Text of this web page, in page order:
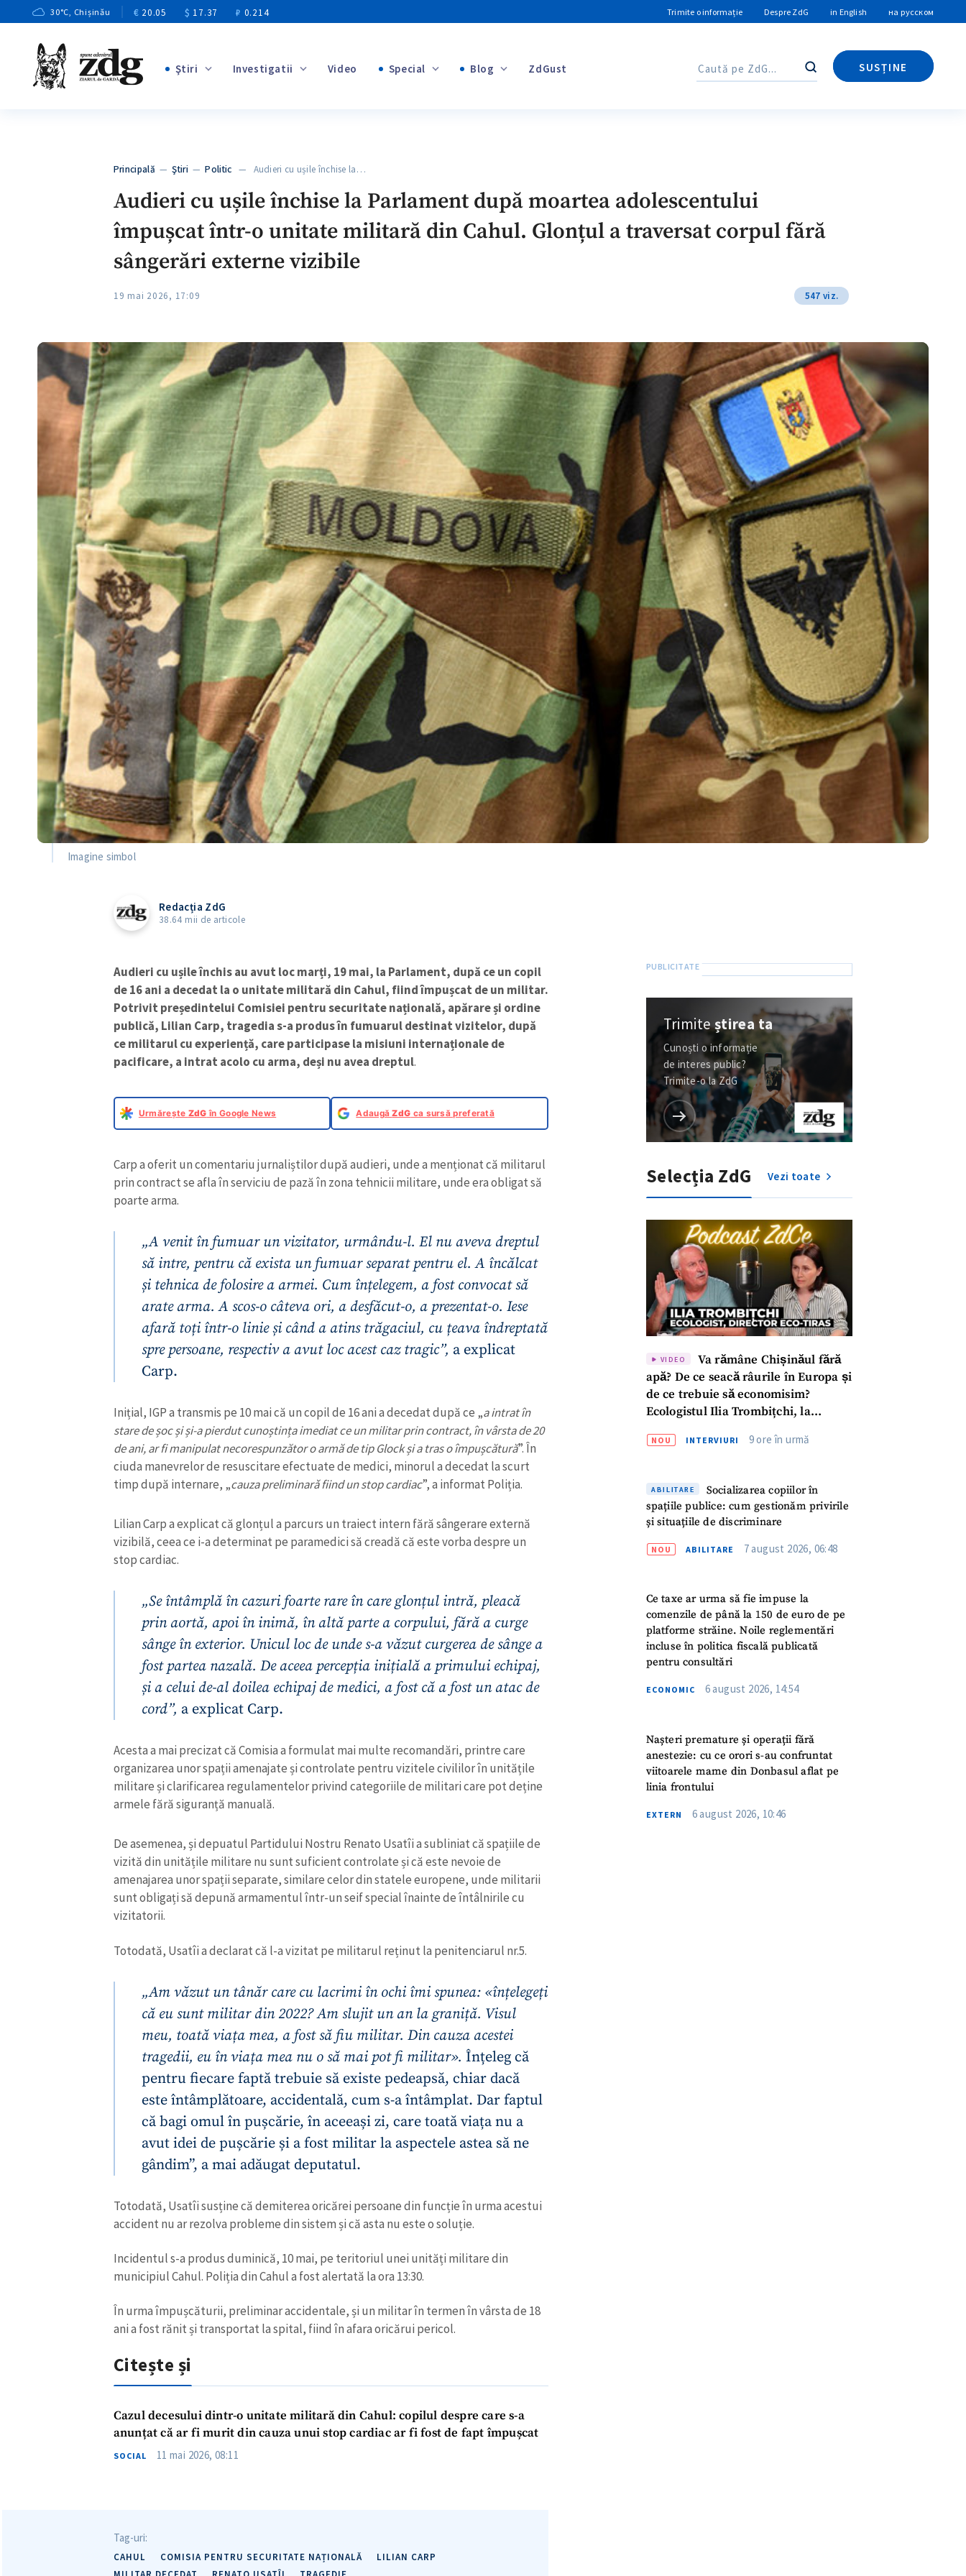
30°C, Chișinău € 20.05 $ 17.37 ₽ 0.214 Trimite o informație Despre ZdG in English на русском
Ştiri Investigatii Video Special Blog
+1
ZdGust Caută
SUSȚINE
Caută
Principală —Ştiri —Politic — Audieri cu ușile închise la…
Audieri cu ușile închise la Parlament după moartea adolescentului
împușcat într-o unitate militară din Cahul. Glonțul a traversat corpul fără
sângerări externe vizibile
19 mai 2026, 17:09 547 viz.
Imagine simbol
Redacția ZdG
38.64 mii de articole
Audieri cu ușile închis au avut loc marți, 19 mai, la Parlament, după ce un copil
de 16 ani a decedat la o unitate militară din Cahul, fiind împușcat de un militar.
Potrivit președintelui Comisiei pentru securitate națională, apărare și ordine
publică, Lilian Carp, tragedia s-a produs în fumuarul destinat vizitelor, după
ce militarul cu experiență, care participase la misiuni internaționale de
pacificare, a intrat acolo cu arma, deși nu avea dreptul.
Urmărește ZdG în Google News AdaugăZdG ca sursă preferată
Carp a oferit un comentariu jurnaliștilor după audieri, unde a menționat că militarul
prin contract se afla în serviciu de pază în zona tehnicii militare, unde era obligat să
poarte arma.
„A venit în fumuar un vizitator, urmându-l. El nu aveva dreptul
să intre, pentru că exista un fumuar separat pentru el. A încălcat
și tehnica de folosire a armei. Cum înțelegem, a fost convocat să
arate arma. A scos-o câteva ori, a desfăcut-o, a prezentat-o. Iese
afară toți într-o linie și când a atins trăgaciul, cu țeava îndreptată
spre persoane, respectiv a avut loc acest caz tragic”, a explicat
Carp.
Inițial, IGP a transmis pe 10 mai că un copil de 16 ani a decedat după ce „a intrat în
stare de șoc și și-a pierdut cunoștința imediat ce un militar prin contract, în vârsta de 20
de ani, ar fi manipulat necorespunzător o armă de tip Glock și a tras o împușcătură”. În
ciuda manevrelor de resuscitare efectuate de medici, minorul a decedat la scurt
timp după internare, „cauza preliminarǎ fiind un stop cardiac”, a informat Poliția.
Lilian Carp a explicat că glonțul a parcurs un traiect intern fără sângerare externă
vizibilă, ceea ce i-a determinat pe paramedici să creadă că este vorba despre un
stop cardiac.
„Se întâmplă în cazuri foarte rare în care glonțul intră, pleacă
prin aortă, apoi în inimă, în altă parte a corpului, fără a curge
sânge în exterior. Unicul loc de unde s-a văzut curgerea de sânge a
fost partea nazală. De aceea percepția inițială a primului echipaj,
și a celui de-al doilea echipaj de medici, a fost că a fost un atac de
cord”, a explicat Carp.
Acesta a mai precizat că Comisia a formulat mai multe recomandări, printre care
organizarea unor spații amenajate și controlate pentru vizitele civililor în unitățile
militare și clarificarea regulamentelor privind categoriile de militari care pot deține
armele fără siguranță manuală.
De asemenea, și depuatul Partidului Nostru Renato Usatîi a subliniat că spațiile de
vizită din unitățile militare nu sunt suficient controlate și că este nevoie de
amenajarea unor spații separate, similare celor din statele europene, unde militarii
sunt obligați să depună armamentul într-un seif special înainte de întâlnirile cu
vizitatorii.
Totodată, Usatîi a declarat că l-a vizitat pe militarul reținut la penitenciarul nr.5.
„Am văzut un tânăr care cu lacrimi în ochi îmi spunea: «înțelegeți
că eu sunt militar din 2022? Am slujit un an la graniță. Visul
meu, toată viața mea, a fost să fiu militar. Din cauza acestei
tragedii, eu în viața mea nu o să mai pot fi militar». Înțeleg că
pentru fiecare faptă trebuie să existe pedeapsă, chiar dacă
este întâmplătoare, accidentală, cum s-a întâmplat. Dar faptul
că bagi omul în pușcărie, în aceeași zi, care toată viața nu a
avut idei de pușcărie și a fost militar la aspectele astea să ne
gândim”, a mai adăugat deputatul.
Totodată, Usatîi susține că demiterea oricărei persoane din funcție în urma acestui
accident nu ar rezolva probleme din sistem și că asta nu este o soluție.
Incidentul s-a produs duminică, 10 mai, pe teritoriul unei unități militare din
municipiul Cahul. Poliția din Cahul a fost alertată la ora 13:30.
În urma împușcăturii, preliminar accidentale, și un militar în termen în vârsta de 18
ani a fost rănit și transportat la spital, fiind în afara oricărui pericol.
Citește și
Cazul decesului dintr-o unitate militară din Cahul: copilul despre care s-a
anunțat că ar fi murit din cauza unui stop cardiac ar fi fost de fapt împușcat
SOCIAL 11 mai 2026, 08:11
Tag-uri:
CAHUL COMISIA PENTRU SECURITATE NAȚIONALĂ
LILIAN CARP
Trimiteștirea ta
Cunoști o informație
de interes public?
Trimite-o la ZdG
Selecția ZdG Vezi toate
VIDEO
Va rămâne Chișinăul fără
apă? De ce seacă râurile în Europa și
de ce trebuie să economisim?
Ecologistul Ilia Trombițchi, la
NOU INTERVIURI 9 ore în urmă
ABILITARE
Socializarea copiilor în
spațiile publice: cum gestionăm privirile
și situațiile de discriminare
NOU ABILITARE 7 august 2026, 06:48
Ce taxe ar urma să fie impuse la
comenzile de până la 150 de euro de pe
platforme străine. Noile reglementări
incluse în politica fiscală publicată
pentru consultări
ECONOMIC 6 august 2026, 14:54
Nașteri premature și operații fără
anestezie: cu ce orori s-au confruntat
viitoarele mame din Donbasul aflat pe
linia frontului
EXTERN 6 august 2026, 10:46
Titlu știre + Adaugă titlu
Link media + Link media
Mesajul știrei + Mesajul știrei
+ Emailul meu
+ Telefon personal
Am citit și sunt de acord cupolitica de